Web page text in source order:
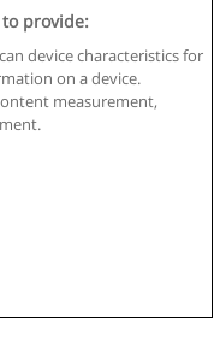
: B-95610580: -
provide:
device characteristics for
on a device.
measurement,